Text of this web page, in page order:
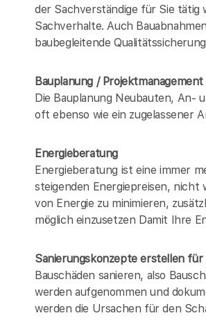
der Sachverständige für Sie tätig
Sachverhalte. Auch
baubegleitende
Bauplanung / Projektmanagement
Die Bauplanung Neubauten, An-
oft ebenso wie ein zugelassener
Energieberatung
Energieberatung ist eine immer
steigenden Energiepreisen, nicht
von Energie zu minimieren,
möglich einzusetzen Damit Ihre
Sanierungskonzepte erstellen für
Bauschäden sanieren, also
werden aufgenommen und
werden die Ursachen für den